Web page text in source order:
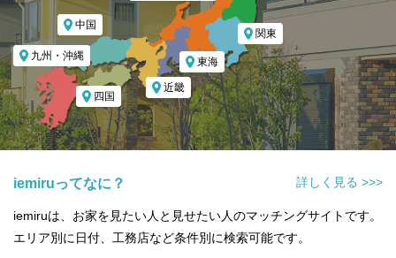
関東
東海
近畿
中国
四国
九州・沖縄
iemiruってなに？ 詳しく見る >>>
iemiruは、お家を見たい人と見せたい人のマッチングサイトです。
エリア別に日付、工務店など条件別に検索可能です。